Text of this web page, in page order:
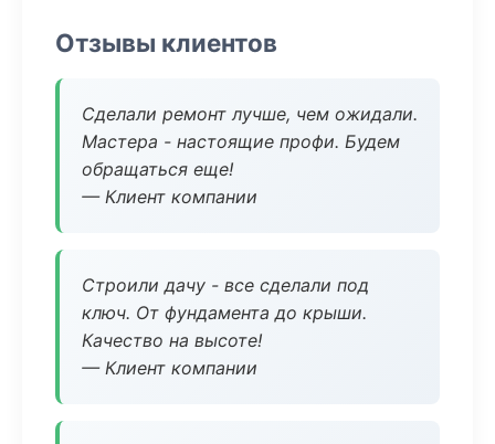
Отзывы клиентов
Сделали ремонт лучше, чем ожидали.
Мастера - настоящие профи. Будем
обращаться еще!
— Клиент компании
Строили дачу - все сделали под
ключ. От фундамента до крыши.
Качество на высоте!
— Клиент компании